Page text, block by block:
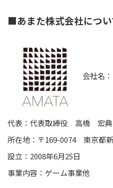
■あまた株式会社につい
会社名
代表：代表取締役 高橋 宏典
所在地：〒169-0074 東京都
設立：2008年6月25日
事業内容：ゲーム事業他